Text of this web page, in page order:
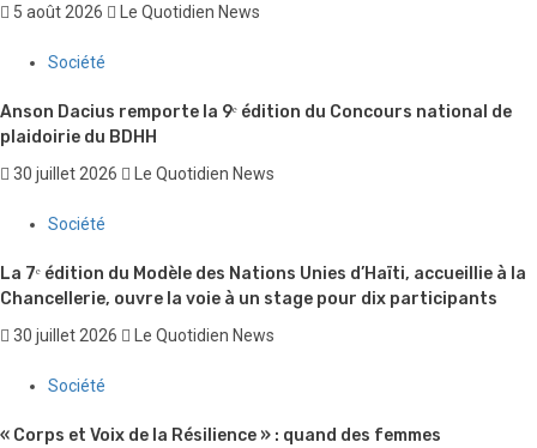
5 août 2026 Le Quotidien News
Société
Anson Dacius remporte la 9ᵉ édition du Concours national de
plaidoirie du BDHH
30 juillet 2026 Le Quotidien News
Société
La 7ᵉ édition du Modèle des Nations Unies d’Haïti, accueillie à la
Chancellerie, ouvre la voie à un stage pour dix participants
30 juillet 2026 Le Quotidien News
Société
« Corps et Voix de la Résilience » : quand des femmes